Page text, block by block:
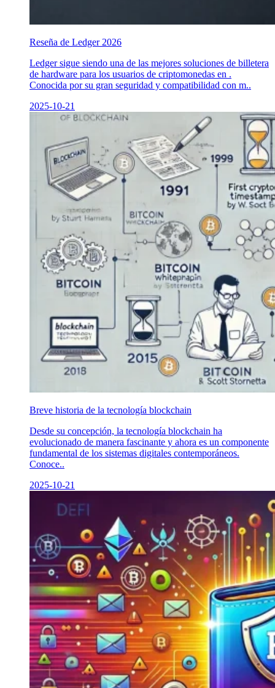
Reseña de Ledger 2026
Ledger sigue siendo una de las mejores soluciones de billetera
de hardware para los usuarios de criptomonedas en .
Conocida por su gran seguridad y compatibilidad con m..
2025-10-21
Breve historia de la tecnología blockchain
Desde su concepción, la tecnología blockchain ha
evolucionado de manera fascinante y ahora es un componente
fundamental de los sistemas digitales contemporáneos.
Conoce..
2025-10-21